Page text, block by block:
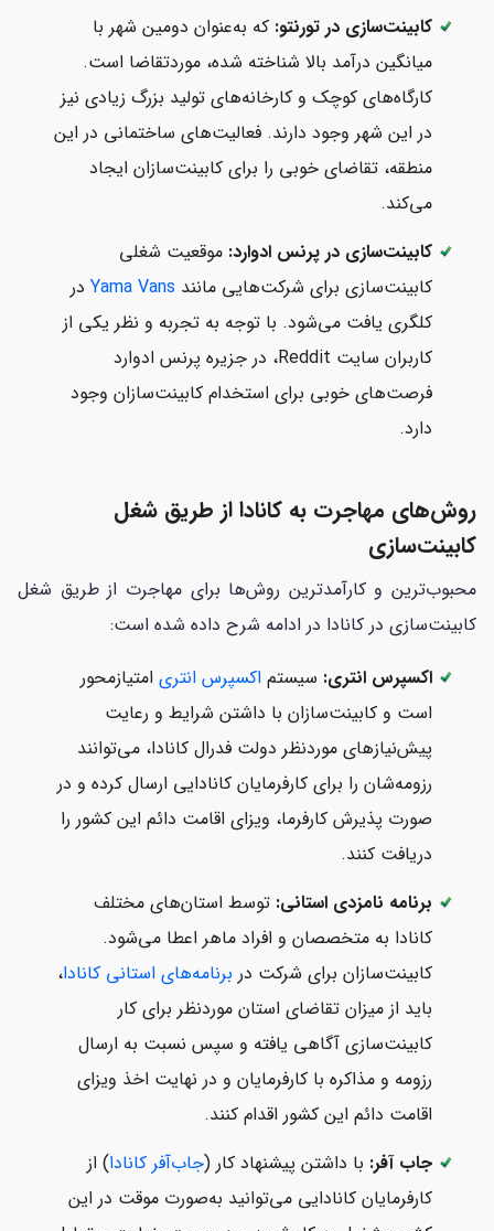
کابینت‌سازی در تورنتو: که به‌عنوان دومین شهر با
میانگین درآمد بالا شناخته شده، موردتقاضا است.
کارگاه‌های کوچک و کارخانه‌های تولید بزرگ زیادی نیز
در این شهر وجود دارند. فعالیت‌های ساختمانی در این
منطقه، تقاضای خوبی را برای کابینت‌سازان ایجاد
می‌کند.
کابینت‌سازی در پرنس ادوارد: موقعیت شغلی
کابینت‌سازی برای شرکت‌هایی مانند Yama Vans در
کلگری یافت می‌شود. با توجه به تجربه و نظر یکی از
کاربران سایت Reddit، در جزیره پرنس ادوارد
فرصت‌های خوبی برای استخدام کابینت‌سازان وجود
دارد.
روش‌های مهاجرت به کانادا از طریق شغل
کابینت‌سازی
محبوب‌ترین و کارآمدترین روش‌ها برای مهاجرت از طریق شغل
کابینت‌سازی در کانادا در ادامه شرح داده شده است:
اکسپرس انتری: سیستم اکسپرس انتری امتیازمحور
است و کابینت‌سازان با داشتن شرایط و رعایت
پیش‌نیازهای موردنظر دولت فدرال کانادا، می‌توانند
رزومه‌شان را برای کارفرمایان کانادایی ارسال کرده و در
صورت پذیرش کارفرما، ویزای اقامت دائم این کشور را
دریافت کنند.
برنامه نامزدی استانی: توسط استان‌های مختلف
کانادا به متخصصان و افراد ماهر اعطا می‌شود.
کابینت‌سازان برای شرکت در برنامه‌های استانی کانادا،
باید از میزان تقاضای استان موردنظر برای کار
کابینت‌سازی آگاهی یافته و سپس نسبت به ارسال
رزومه و مذاکره با کارفرمایان و در نهایت اخذ ویزای
اقامت دائم این کشور اقدام کنند.
جاب آفر: با داشتن پیشنهاد کار (جاب‌آفر کانادا) از
کارفرمایان کانادایی می‌توانید به‌صورت موقت در این